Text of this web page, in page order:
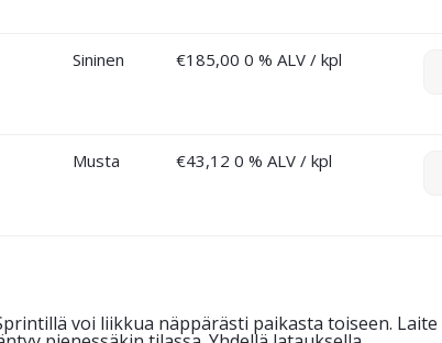
Sininen €185,00 0 % ALV / kpl
Musta €43,12 0 % ALV / kpl